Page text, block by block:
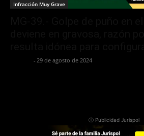
Infracción Muy Grave
- 29 de agosto de 2024
ⓘ Publicidad Jurispol